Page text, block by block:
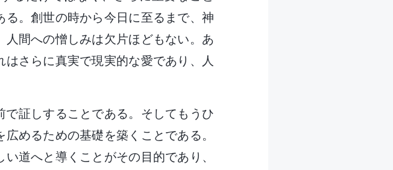
。創世の時から今日に至るまで、神
間への憎しみは欠片ほどもない。あ
さらに真実で現実的な愛であり、人
証しすることである。そしてもうひ
めるための基礎を築くことである。
道へと導くことがその目的であり、